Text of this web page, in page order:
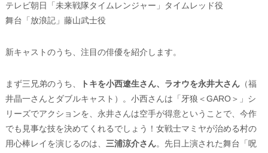
テレビ朝日「未来戦隊タイムレンジャー」タイムレッド役
舞台「放浪記」藤山武士役
新キャストのうち、注目の俳優を紹介します。
まず三兄弟のうち、 トキを小西遼生さん、ラオウを永井大さん（福
井晶一さんとダブルキャスト）。小西さんは「牙狼＜GARO＞」シ
リーズでアクションを、永井さんは空手が得意ということで、今作
でも見事な技を決めてくれるでしょう！女戦士マミヤが治める村の
用心棒レイを演じるのは、 三浦涼介さん。先日上演された舞台「呪